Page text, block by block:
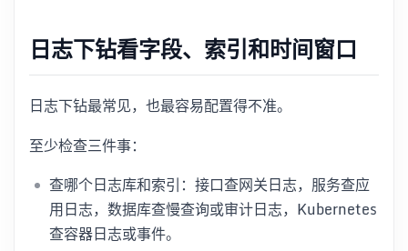
日志下钻看字段、索引和时间窗口
日志下钻最常见，也最容易配置得不准。
至少检查三件事：
查哪个日志库和索引：接口查网关日志，服务查应
用日志，数据库查慢查询或审计日志，Kubernetes
查容器日志或事件。